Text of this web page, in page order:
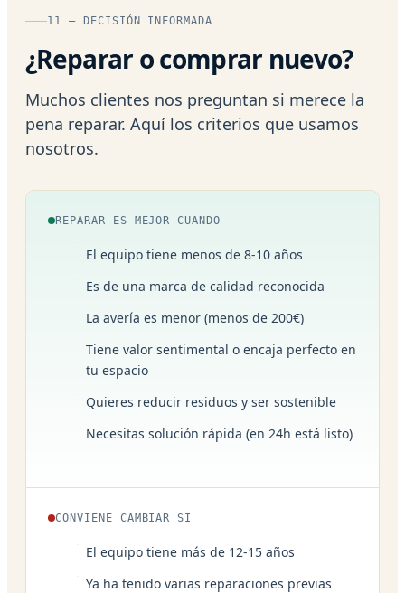
11 — DECISIÓN INFORMADA
¿Reparar o comprar nuevo?
Muchos clientes nos preguntan si merece la
pena reparar. Aquí los criterios que usamos
nosotros.
REPARAR ES MEJOR CUANDO
El equipo tiene menos de 8-10 años
Es de una marca de calidad reconocida
La avería es menor (menos de 200€)
Tiene valor sentimental o encaja perfecto en
tu espacio
Quieres reducir residuos y ser sostenible
Necesitas solución rápida (en 24h está listo)
CONVIENE CAMBIAR SI
El equipo tiene más de 12-15 años
Ya ha tenido varias reparaciones previas